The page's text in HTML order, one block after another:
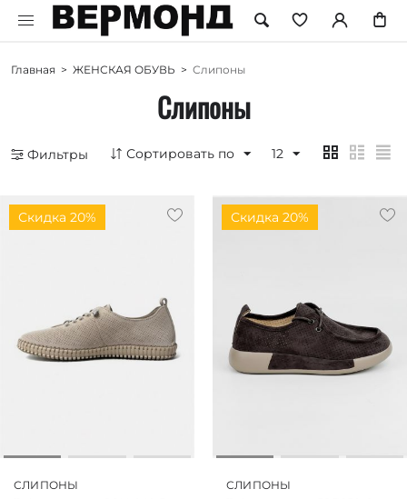
Главная > ЖЕНСКАЯ ОБУВЬ > Слипоны
Слипоны
Фильтры Сортировать по 12
Скидка 20%
СЛИПОНЫ
Скидка 20%
СЛИПОНЫ